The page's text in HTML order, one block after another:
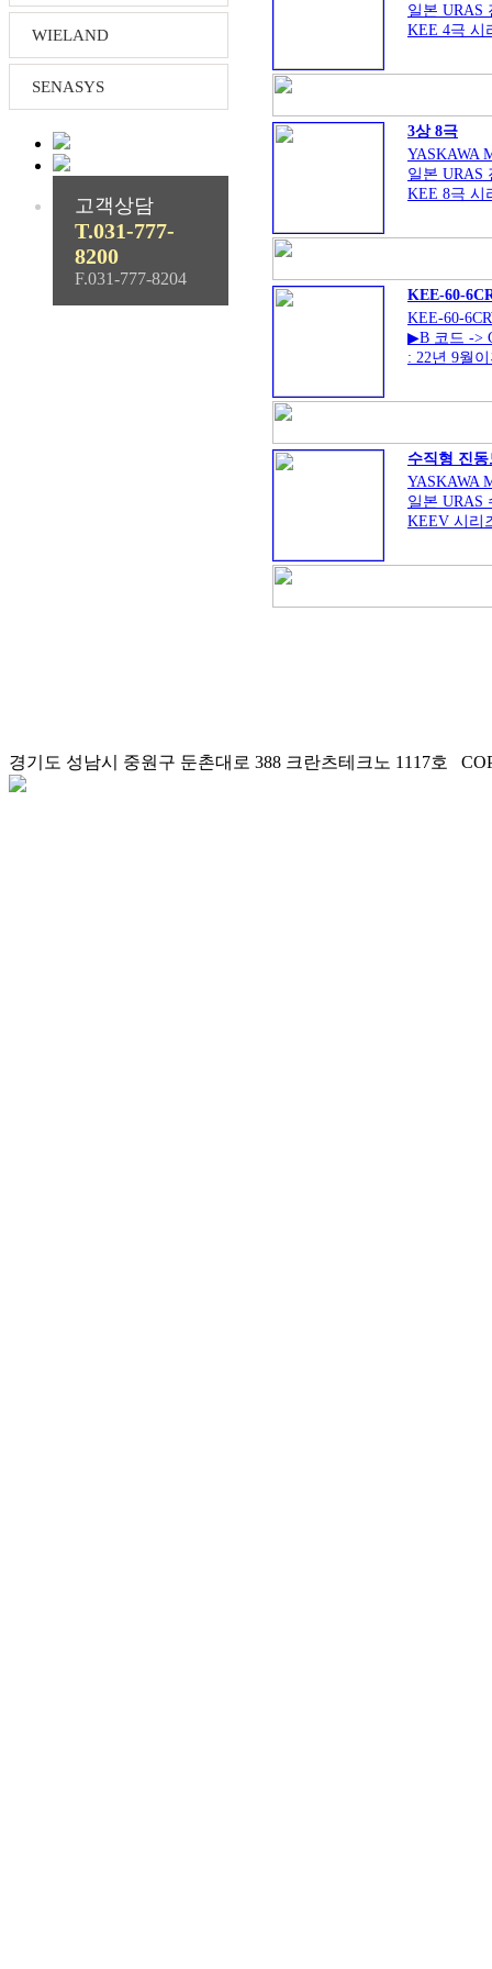
WIELAND
SENASYS
고객상담
T.031-777-
8200
F.031-777-8204
(conveyors),
하며
일본 URAS
KEE 4극 시
KN ; 1.5 kn
3상 8극
YASKAWA
일본 URAS
KEE 8극 시
KN : 5 kn -
KEE-60-
KEE-60-
▶B 코드 ->
: 22년 9월
▶R 코드 :
수직형 진동
YASKAWA
일본 URAS
KEEV 시리
경기도 성남시 중원구 둔촌대로 388 크란츠테크노 1117호